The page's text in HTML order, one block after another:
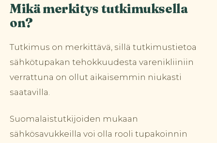
Mikä merkitys tutkimuksella
on?
Tutkimus on merkittävä, sillä tutkimustietoa
sähkötupakan tehokkuudesta varenikliiniin
verrattuna on ollut aikaisemmin niukasti
saatavilla.
Suomalaistutkijoiden mukaan
sähkösavukkeilla voi olla rooli tupakoinnin